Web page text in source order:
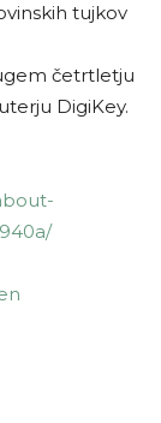
tujkov
četrtletju
DigiKey.